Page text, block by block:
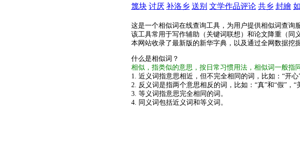
篾块 讨厌 补洛乡 送别 文学作品评论 共乡 封繪
这是一个相似词在线查询工具，为用户提供相似词查询
该工具常用于写作辅助（关键词联想）和论文降重（同
本网站收录了最新版的新华字典，以及通过全网数据挖
什么是相似词？
相似，指类似的意思，按日常习惯用法，相似词一般指
1. 近义词指意思相近，但不完全相同的词，比如：“开心
2. 反义词是指两个意思相反的词，比如：“真”和“假”，“
3. 等义词指意思完全相同的词。
4. 同义词包括近义词和等义词。